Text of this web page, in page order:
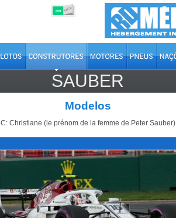
ON OFF
SAUBER
Modelos
C: Christiane (le prénom de la femme de Peter Sauber)